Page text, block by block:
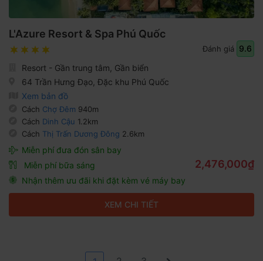
L'Azure Resort & Spa Phú Quốc
Đánh giá
9.6
Resort - Gần trung tâm, Gần biển
64 Trần Hưng Đạo, Đặc khu Phú Quốc
Xem bản đồ
Cách Chợ Đêm 940m
Cách Dinh Cậu 1.2km
Cách Thị Trấn Dương Đông 2.6km
Miễn phí đưa đón sân bay
Miễn phí bữa sáng
Nhận thêm ưu đãi khi đặt kèm vé máy bay
2,476,000₫
XEM CHI TIẾT